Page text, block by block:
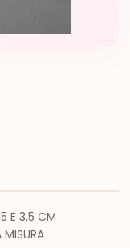
E 3,5 CM
MISURA